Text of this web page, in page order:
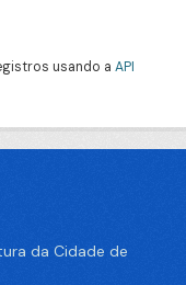
usando a API
da Cidade de